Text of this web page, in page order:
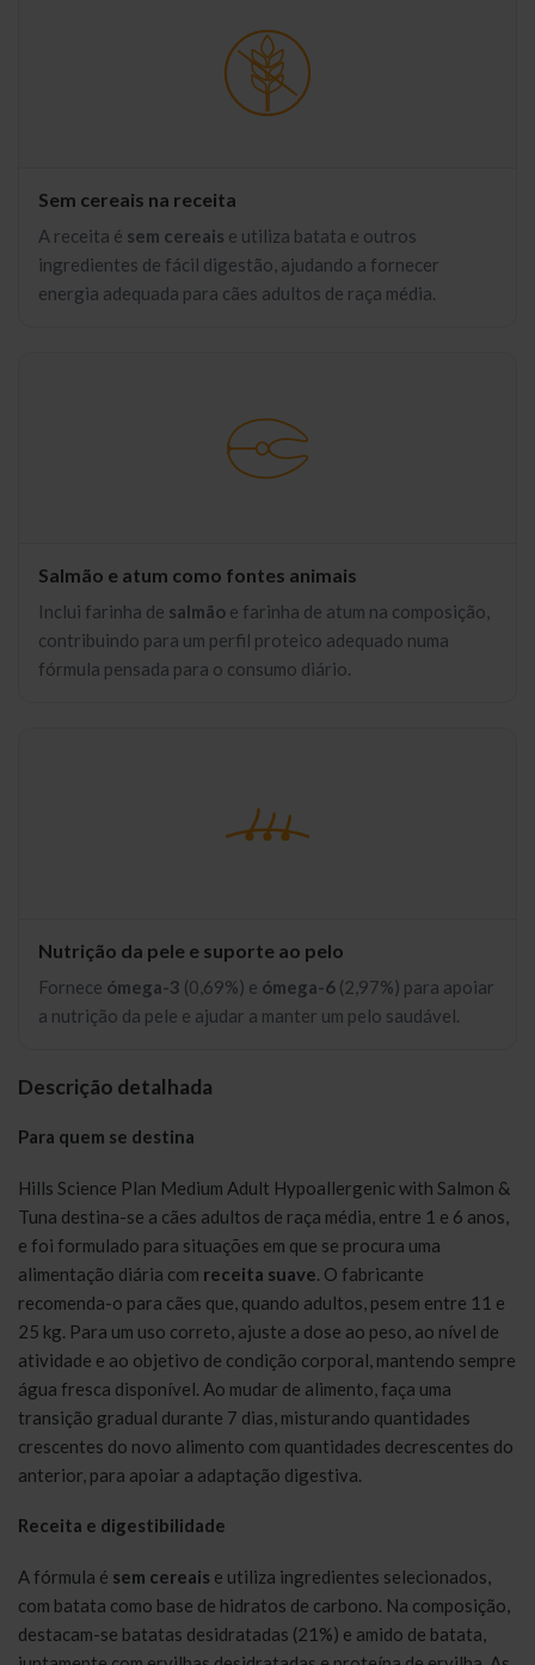
Sem cereais na receita
A receita é sem cereais e utiliza batata e outros
ingredientes de fácil digestão, ajudando a fornecer
energia adequada para cães adultos de raça média.
Salmão e atum como fontes animais
Inclui farinha de salmão e farinha de atum na composição,
contribuindo para um perfil proteico adequado numa
fórmula pensada para o consumo diário.
Nutrição da pele e suporte ao pelo
Fornece ómega-3 (0,69%) e ómega-6 (2,97%) para apoiar
a nutrição da pele e ajudar a manter um pelo saudável.
Descrição detalhada
Para quem se destina
Hills Science Plan Medium Adult Hypoallergenic with Salmon &
Tuna destina-se a cães adultos de raça média, entre 1 e 6 anos,
e foi formulado para situações em que se procura uma
alimentação diária com receita suave. O fabricante
recomenda-o para cães que, quando adultos, pesem entre 11 e
25 kg. Para um uso correto, ajuste a dose ao peso, ao nível de
atividade e ao objetivo de condição corporal, mantendo sempre
água fresca disponível. Ao mudar de alimento, faça uma
transição gradual durante 7 dias, misturando quantidades
crescentes do novo alimento com quantidades decrescentes do
anterior, para apoiar a adaptação digestiva.
Receita e digestibilidade
A fórmula é sem cereais e utiliza ingredientes selecionados,
com batata como base de hidratos de carbono. Na composição,
destacam-se batatas desidratadas (21%) e amido de batata,